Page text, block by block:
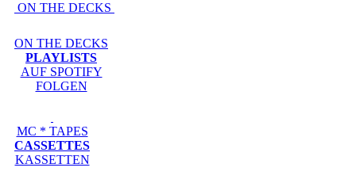
ON THE DECKS
ON THE DECKS
PLAYLISTS
AUF SPOTIFY
FOLGEN
MC * TAPES
CASSETTES
KASSETTEN